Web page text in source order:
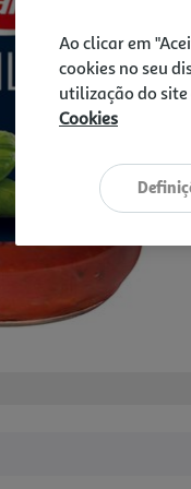
Ao clicar em
cookies no seu
utilização do
Cookies